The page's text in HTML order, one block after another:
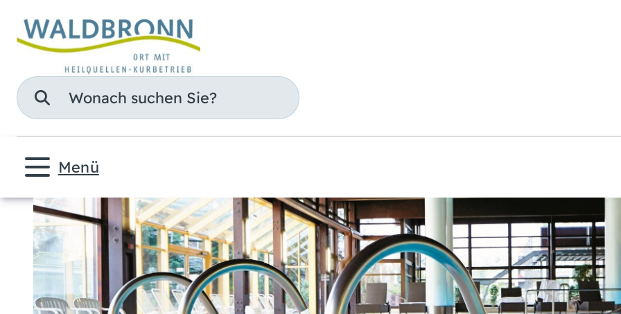
Suche
Menü